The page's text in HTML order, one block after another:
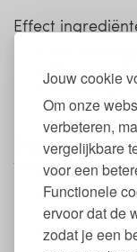
Jouw cookie
Om onze
verbeteren,
vergelijkbare
voor een
Functionele
ervoor dat de
zodat je een
Effect
Minerale
Plantaardige
huid intensief
voor het
Inhoud: 30 ml.
Gemaakt van
Vrij van
synthetische